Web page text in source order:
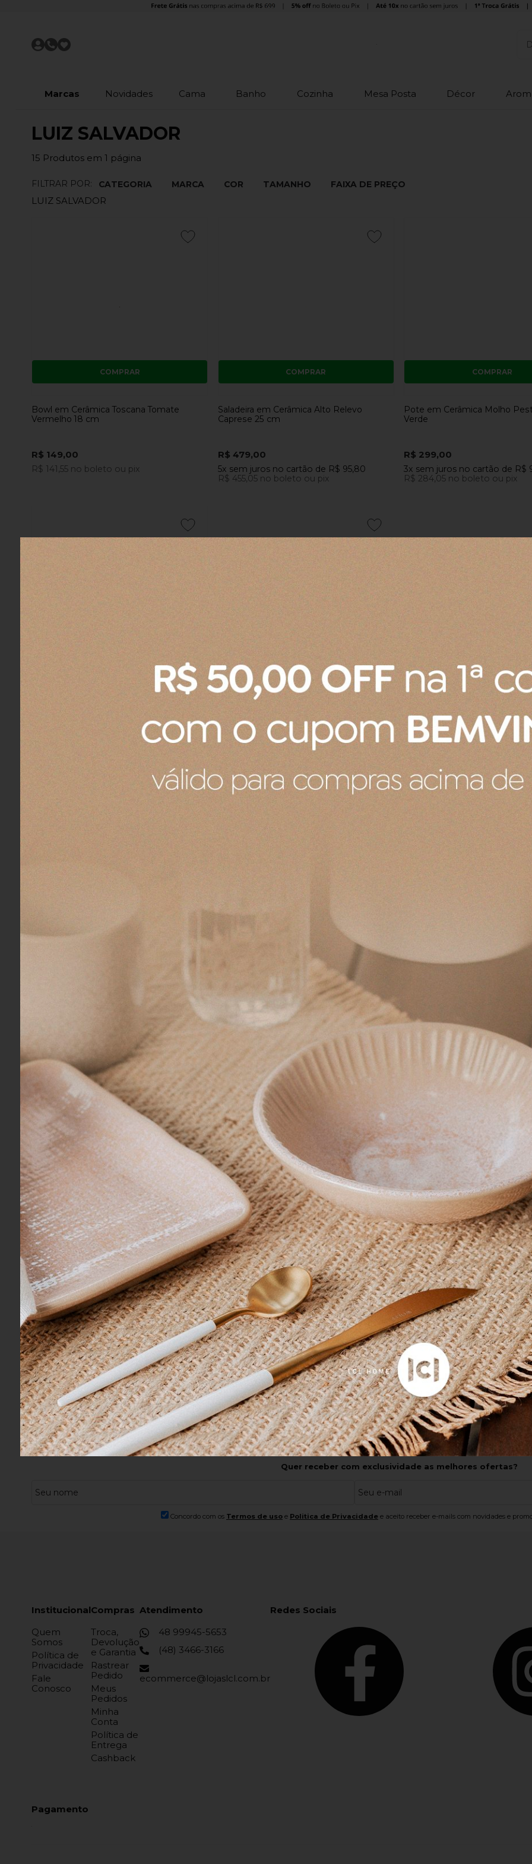
Marcas Novidades Cama Banho Cozinha Mesa Posta Décor
LUIZ SALVADOR
15 Produtos em 1 página
FILTRAR POR: CATEGORIA MARCA COR TAMANHO FAIXA DE PREÇO
LUIZ SALVADOR
Bowl em Cerâmica Toscana Tomate
Vermelho 18 cm
R$ 149,00
R$ 141,55 no boleto ou pix
COMPRAR
Saladeira em Cerâmica Alto Relevo
Caprese 25 cm
R$ 479,00
5x sem juros no cartão de R$ 95,80
R$ 455,05 no boleto ou pix
COMPRAR
Pote em Cerâmica Molho
Verde
R$ 299,00
3x sem juros no cartão de R$
R$ 284,05 no boleto ou pix
COMPRAR
Bowl Redondo para Massa Toscana 18 cm
R$ 94,50
Prato Fundo para Massa Toscana 27,5 cm
R$ 219,00
Prato para Frios e Burrata
R$ 399,00
no cartãode
R$ 379,05
no boleto ou pix
de
R$ 99,50
R$ 189,05
no boleto ou pix
Bandeja em Cerâmica Listras Azul
R$ 199,00
no cartãode
R$ 99,50
R$ 189,05
no boleto ou pix
R$ 690,00
no cartãode R$
no boleto ou pix
Mini Bowl em Cerâmica Toscana Verde 10
cm
R$ 82,00
R$ 77,90no boleto ou pix
COMPRAR
Mini Bowl em Cerâmica Toscana Vermelho
10 cm
R$ 82,00
R$ 77,90no boleto ou pix
COMPRAR
Prato Raso em Cerâmica
Pomodoro 27 cm
R$ 198,00
2x sem jurosno cartãodeR$
R$ 188,10no boleto ou pix
COMPRAR
Frete Grátis
Acima de R$ 699,00
Frete Fixo de R$ 9,90
Para Sul e Sudeste | Acima de R$ 249,00
Pagamento
2 Cartões ou PIX +
Inscreva-se agora!
Quer receber com exclusividade as melhores ofertas?
Concordo com os Termos de uso e Politica de Privacidade e aceito receber e-mails com novidades e
Institucional
Quem
Somos
Política de
Privacidade
Fale
Conosco
Compras
Troca,
Devolução
e Garantia
Rastrear
Pedido
Meus
Pedidos
Minha
Conta
Política de
Entrega
Cashback
Atendimento
48 99945-5653
(48) 3466-3166
ecommerce@lojaslcl.com.br
Redes Sociais
Pagamento